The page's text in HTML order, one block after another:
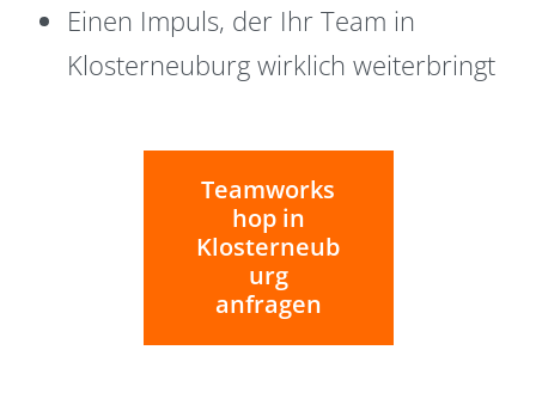
Einen Impuls, der Ihr Team in
Klosterneuburg wirklich weiterbringt
Teamworks
hop in
Klosterneub
urg
anfragen